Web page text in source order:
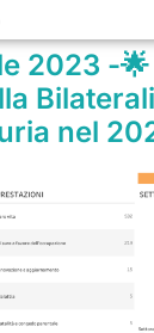
2023 -🌟
nel